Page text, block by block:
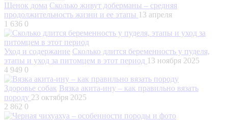
Щенок дома Сколько живут доберманы – средняя
продолжительность жизни и ее этапы 13 апреля
1 636 0
Уход и содержание Сколько длится беременность у пуделя,
этапы и уход за питомцем в этот период 13 ноября 2025
4 949 0
Здоровье собак Вязка акита-ину – как правильно вязать
породу 23 октября 2025
2 862 0